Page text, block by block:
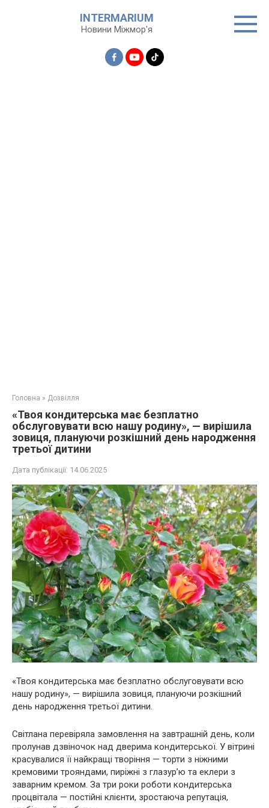
INTERMARIUM
Новини Міжмор'я
Головна » Дозвілля
«Твоя кондитерська має безплатно
обслуговувати всю нашу родину», — вирішила
зовиця, плануючи розкішний день народження
третьої дитини
Дата публікації: 14.06.2025
«Твоя кондитерська має безплатно обслуговувати всю
нашу родину», — вирішила зовиця, плануючи розкішний
день народження третьої дитини.
Світлана перевіряла замовлення на завтрашній день, коли
пролунав дзвіночок над дверима кондитерської. У вітрині
красувалися її найкращі творіння — торти з ніжними
кремовими трояндами, пиріжні з глазур’ю та еклери з
заварним кремом. За три роки роботи кондитерська
процвітала — постійні клієнти, зростаюча репутація,